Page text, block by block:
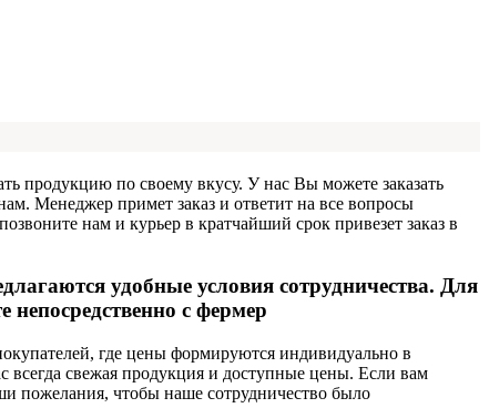
продукцию по своему вкусу. У нас Вы можете заказать
Менеджер примет заказ и ответит на все вопросы
нам и курьер в кратчайший срок привезет заказ в
удобные условия сотрудничества. Для
с фермер
где цены формируются индивидуально в
всегда свежая продукция и доступные цены. Если вам
пожелания, чтобы наше сотрудничество было